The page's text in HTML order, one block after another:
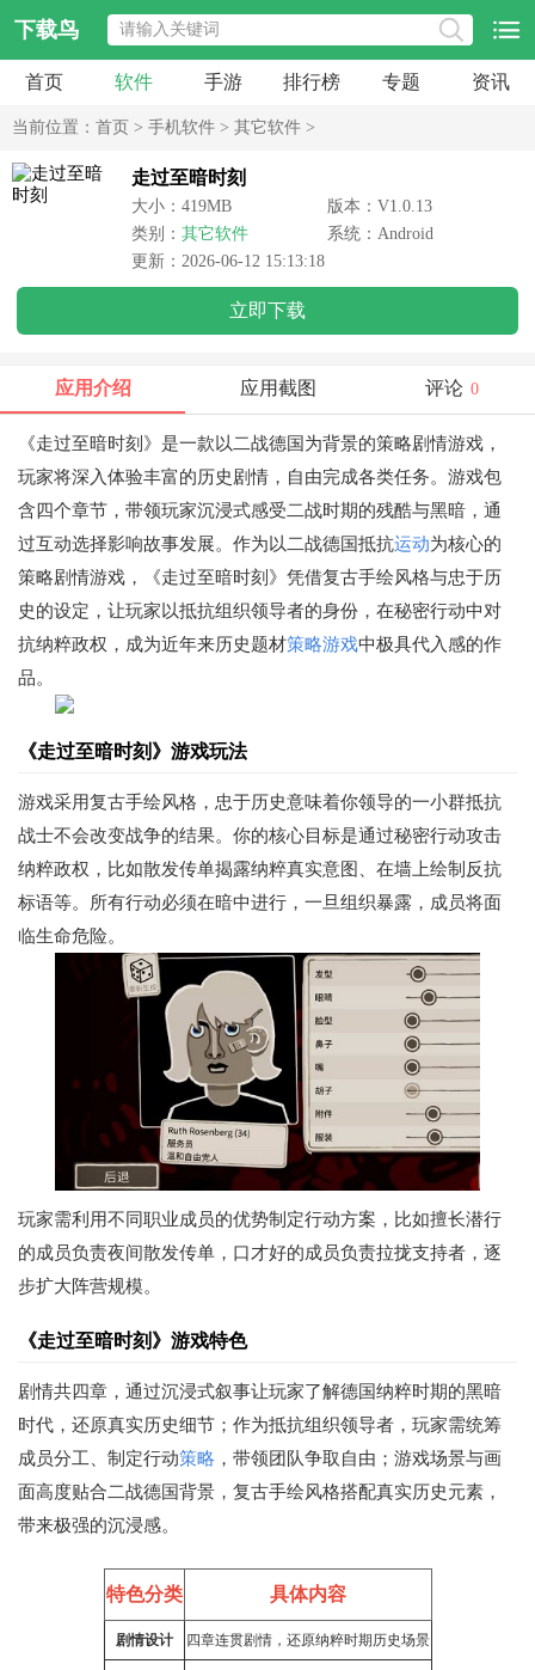
下载鸟
首页 软件 手游 排行榜 专题 资讯
当前位置： 首页 > 手机软件 > 其它软件 >
走过至暗时刻
大小：419MB
版本：V1.0.13
类别： 其它软件
系统：Android
更新：2026-06-12 15:13:18
立即下载
应用介绍 应用截图 评论 0
《走过至暗时刻》是一款以二战德国为背景的策略剧情游戏，
玩家将深入体验丰富的历史剧情，自由完成各类任务。游戏包
含四个章节，带领玩家沉浸式感受二战时期的残酷与黑暗，通
过互动选择影响故事发展。作为以二战德国抵抗运动为核心的
策略剧情游戏，《走过至暗时刻》凭借复古手绘风格与忠于历
史的设定，让玩家以抵抗组织领导者的身份，在秘密行动中对
抗纳粹政权，成为近年来历史题材策略游戏中极具代入感的作
品。
《走过至暗时刻》游戏玩法
游戏采用复古手绘风格，忠于历史意味着你领导的一小群抵抗
战士不会改变战争的结果。你的核心目标是通过秘密行动攻击
纳粹政权，比如散发传单揭露纳粹真实意图、在墙上绘制反抗
标语等。所有行动必须在暗中进行，一旦组织暴露，成员将面
临生命危险。
玩家需利用不同职业成员的优势制定行动方案，比如擅长潜行
的成员负责夜间散发传单，口才好的成员负责拉拢支持者，逐
步扩大阵营规模。
《走过至暗时刻》游戏特色
剧情共四章，通过沉浸式叙事让玩家了解德国纳粹时期的黑暗
时代，还原真实历史细节；作为抵抗组织领导者，玩家需统筹
成员分工、制定行动策略 ，带领团队争取自由；游戏场景与画
面高度贴合二战德国背景，复古手绘风格搭配真实历史元素，
带来极强的沉浸感。
特色分类 具体内容
剧情设计 四章连贯剧情，还原纳粹时期历史场景